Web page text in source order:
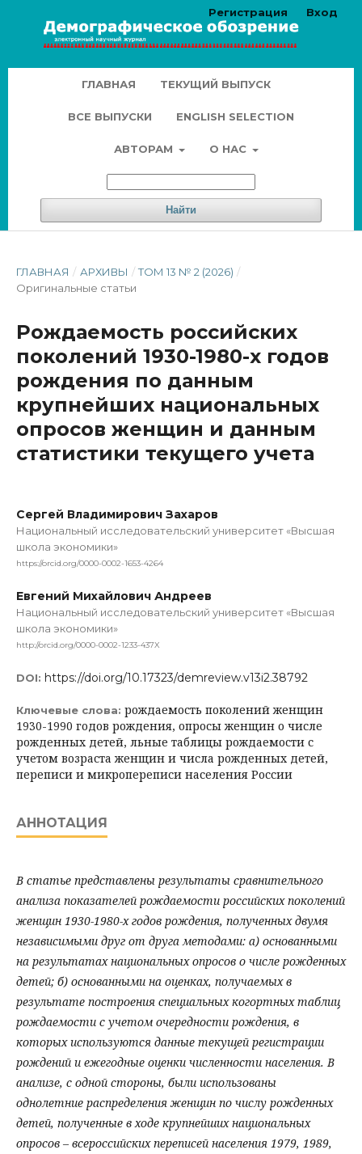
ГЛАВНАЯ ТЕКУЩИЙ ВЫПУСК
ВСЕ ВЫПУСКИ ENGLISH SELECTION
АВТОРАМ О НАС
Найти
Регистрация Вход
ГЛАВНАЯ / АРХИВЫ / ТОМ 13 № 2 (2026) /
Оригинальные статьи
Рождаемость российских
поколений 1930-1980-х годов
рождения по данным
крупнейших национальных
опросов женщин и данным
статистики текущего учета
Сергей Владимирович Захаров
Национальный исследовательский университет «Высшая
школа экономики»
https://orcid.org/0000-0002-1653-4264
Евгений Михайлович Андреев
Национальный исследовательский университет «Высшая
школа экономики»
http://orcid.org/0000-0002-1233-437X
DOI: https://doi.org/10.17323/demreview.v13i2.38792
Ключевые слова: рождаемость поколений женщин
1930-1990 годов рождения, опросы женщин о числе
рожденных детей, льные таблицы рождаемости с
учетом возраста женщин и числа рожденных детей,
переписи и микропереписи населения России
АННОТАЦИЯ
В статье представлены результаты сравнительного
анализа показателей рождаемости российских поколений
женщин 1930-1980-х годов рождения, полученных двумя
независимыми друг от друга методами: а) основанными
на результатах национальных опросов о числе рожденных
детей; б) основанными на оценках, получаемых в
результате построения специальных когортных таблиц
рождаемости с учетом очередности рождения, в
которых используются данные текущей регистрации
рождений и ежегодные оценки численности населения. В
анализе, с одной стороны, были использованы
однолетние распределения женщин по числу рожденных
детей, полученные в ходе крупнейших национальных
опросов – всероссийских переписей населения 1979, 1989,